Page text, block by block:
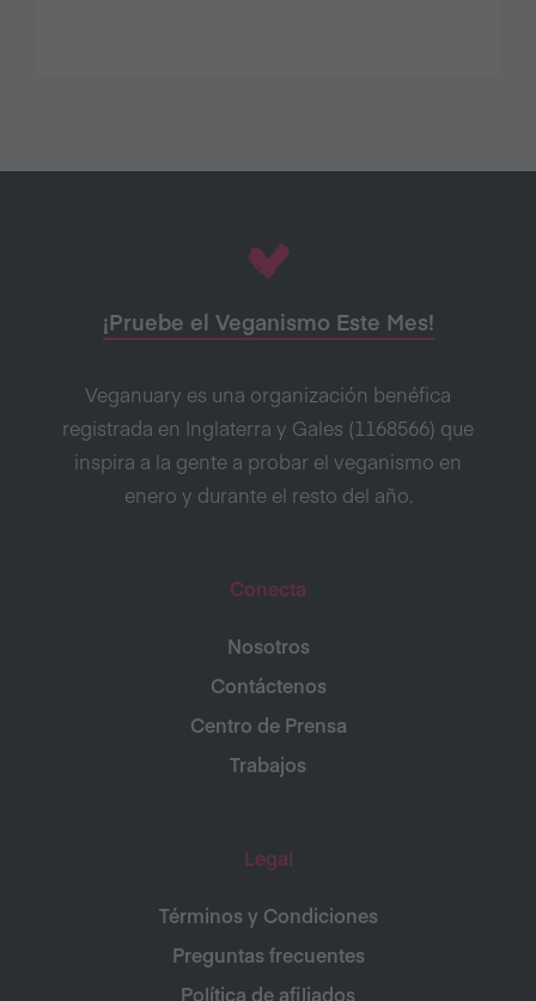
¡Pruebe el Veganismo Este Mes!
Veganuary es una organización benéfica
registrada en Inglaterra y Gales (1168566) que
inspira a la gente a probar el veganismo en
enero y durante el resto del año.
Conecta
Nosotros
Contáctenos
Centro de Prensa
Trabajos
Legal
Términos y Condiciones
Preguntas frecuentes
Política de afiliados